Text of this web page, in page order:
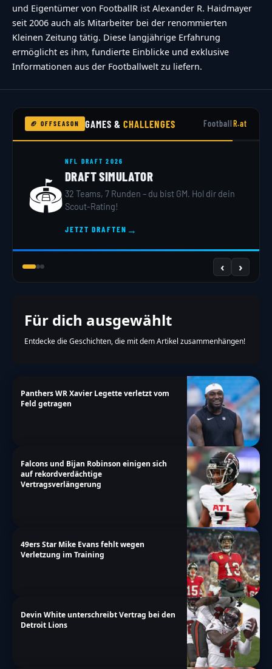
und Eigentümer von FootballR ist Alexander R. Haidmayer
seit 2006 auch als Mitarbeiter bei der renommierten
Kleinen Zeitung tätig. Diese langjährige Erfahrung
ermöglicht es ihm, fundierte Einblicke und exklusive
Informationen aus der Footballwelt zu liefern.
🏈 OFFSEASON GAMES &CHALLENGES Football R.at
🏈
POSITIONS-QUIZ
FINDE DEINE POSITION!
7 Fragen zu Größe & Stärke – wir sagen dir,
welche Position zu dir passt.
TEST STARTEN→
‹ ›
Für dich ausgewählt
Entdecke die Geschichten, die mit dem Artikel zusammenhängen!
Panthers WR Xavier Legette verletzt vom
Feld getragen
Falcons und Bijan Robinson einigen sich
auf rekordverdächtige
Vertragsverlängerung
49ers Star Mike Evans fehlt wegen
Verletzung im Training
Devin White unterschreibt Vertrag bei den
Detroit Lions